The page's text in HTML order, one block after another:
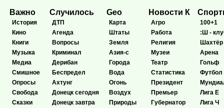
Важно
История
Кино
Книги
Музыка
Медиа
Смишное
Опросы
Свобода
Сказки
Случилось
ДТП
Агенда
Вопросы
Криминал
Дерибан
Беспредел
Ахтунг
Донецк сегодня
Донецк завтра
Geo
Карта
Штаты
Земля
Азия-с
Города
Вода
Огонь
Воздух
Природы
Новости К
Агро
Работа
Религия
Музеи
Театр
Статистика
Президент
Премьер
Губернатор
100+1
:Ш -
Шахтёр
Арена
Гольф
Футбол
Лига Е
Лига Ч